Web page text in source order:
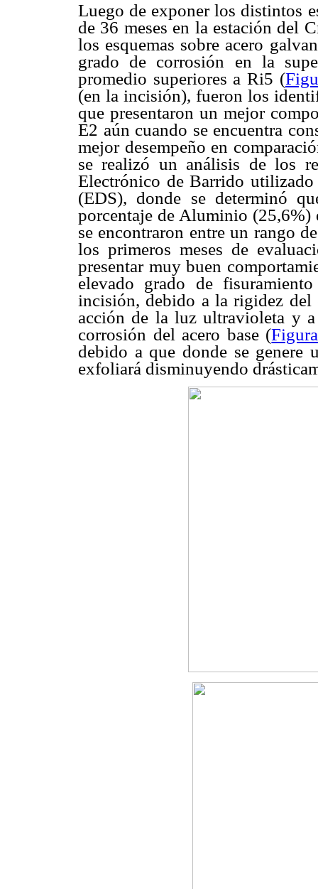
Luego de exponer los distintos
de 36 meses en la estación del
los esquemas sobre acero
grado de corrosión en la
promedio superiores a Ri5 (
(en la incisión), fueron los
que presentaron un mejor
E2 aún cuando se encuentra
mejor desempeño en
se realizó un análisis de los
Electrónico de Barrido
(EDS), donde se determinó
porcentaje de Aluminio (25,6%)
se encontraron entre un rango
los primeros meses de
presentar muy buen
elevado grado de
incisión, debido a la rigidez del
acción de la luz ultravioleta y
corrosión del acero base (
debido a que donde se genere
exfoliará disminuyendo